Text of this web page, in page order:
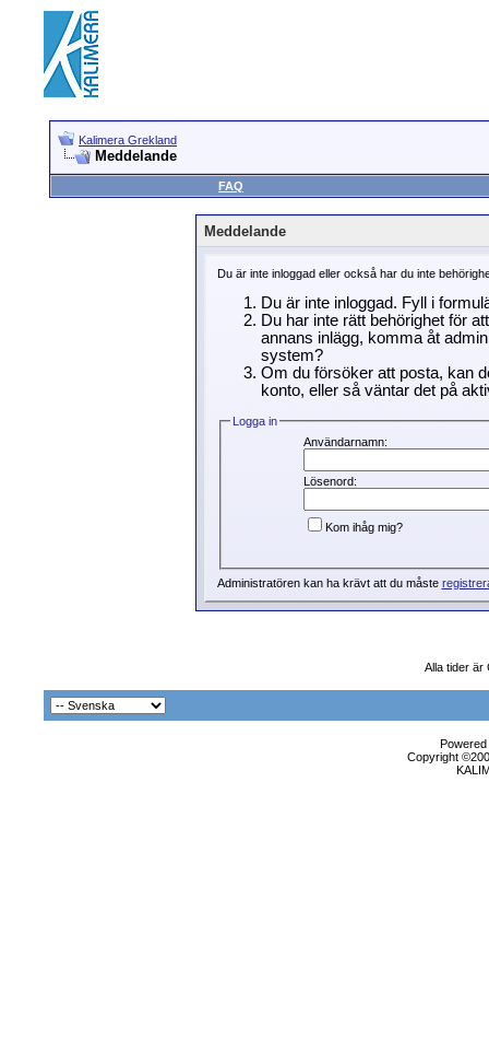
Kalimera Grekland
Meddelande
FAQ
Meddelande
Du är inte inloggad eller också har du inte
Du är inte inloggad. Fyll i
Du har inte rätt behörighet för
annans inlägg, komma åt
system?
Om du försöker att posta, kan
konto, eller så väntar det på
Logga in
Användarnamn:
Lösenord:
Kom ihåg mig?
Administratören kan ha krävt att du måste
Alla tider är
Copyright